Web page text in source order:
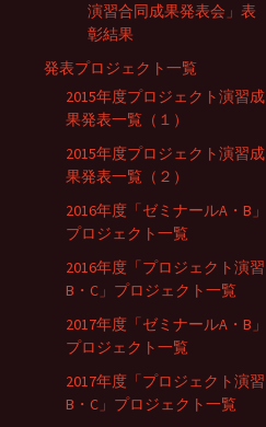
演習合同成果発表会」表
彰結果
発表プロジェクト一覧
2015年度プロジェクト演習成
果発表一覧（１）
2015年度プロジェクト演習成
果発表一覧（２）
2016年度「ゼミナールA・B」
プロジェクト一覧
2016年度「プロジェクト演習
B・C」プロジェクト一覧
2017年度「ゼミナールA・B」
プロジェクト一覧
2017年度「プロジェクト演習
B・C」プロジェクト一覧